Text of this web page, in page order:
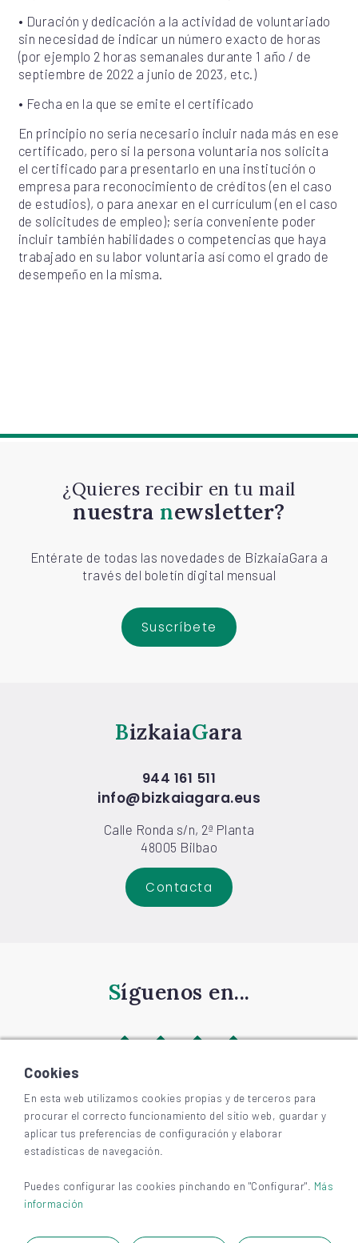
• Duración y dedicación a la actividad de voluntariado
sin necesidad de indicar un número exacto de horas
(por ejemplo 2 horas semanales durante 1 año / de
septiembre de 2022 a junio de 2023, etc.)
• Fecha en la que se emite el certificado
En principio no sería necesario incluir nada más en ese
certificado, pero si la persona voluntaria nos solicita
el certificado para presentarlo en una institución o
empresa para reconocimiento de créditos (en el caso
de estudios), o para anexar en el currículum (en el caso
de solicitudes de empleo); sería conveniente poder
incluir también habilidades o competencias que haya
trabajado en su labor voluntaria así como el grado de
desempeño en la misma.
¿Quieres recibir en tu mail
nuestra newsletter?
Entérate de todas las novedades de BizkaiaGara a
través del boletín digital mensual
Suscríbete
Bizkaia Gara
944 161 511
info@bizkaiagara.eus
Calle Ronda s/n, 2ª Planta
48005 Bilbao
Contacta
Síguenos en...
©2026 BIZKAIAGARA
Accesibilidad
Aviso legal y privacidad
Cookies
En esta web utilizamos cookies propias y de terceros para
procurar el correcto funcionamiento del sitio web, guardar y
aplicar tus preferencias de configuración y elaborar
estadísticas de navegación.
Puedes configurar las cookies pinchando en "Configurar". Más
información